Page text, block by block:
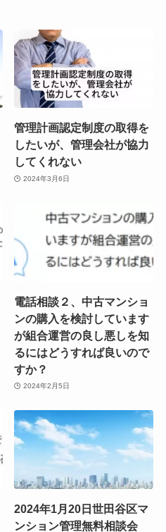
管理計画認定制度の取得を
したいが、管理会社が協力
してくれない
2024年3月6日
電話相談２、中古マンショ
ンの購入を検討しています
が組合運営の良し悪しを知
るにはどうすれば良いので
すか？
2024年2月5日
2024年1月20日世田谷区マ
ンション管理無料相談会